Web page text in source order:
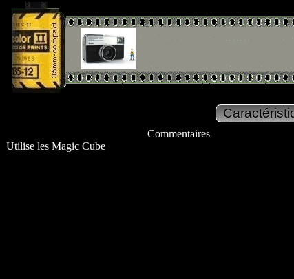
Commentaires
Utilise les Magic Cube